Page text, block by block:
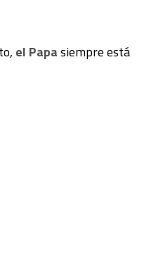
el Papasiempre está